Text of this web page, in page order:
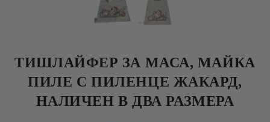
ТИШЛАЙФЕР ЗА МАСА, МАЙКА
ПИЛЕ С ПИЛЕНЦЕ ЖАКАРД,
НАЛИЧЕН В ДВА РАЗМЕРА